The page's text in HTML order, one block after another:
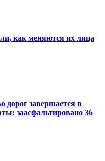
как меняются их лица
дорог завершается в
заасфальтировано 36